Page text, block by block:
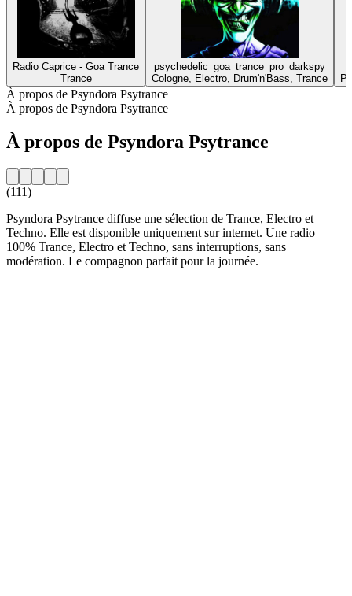
Radio Caprice - Goa Trance
Trance
psychedelic_goa_trance_pro_darkspy
Cologne, Electro, Drum'n'Bass, Trance
À propos de Psyndora Psytrance
À propos de Psyndora Psytrance
À propos de Psyndora Psytrance
(111)
Psyndora Psytrance diffuse une sélection de Trance, Electro et
Techno. Elle est disponible uniquement sur internet. Une radio
100% Trance, Electro et Techno, sans interruptions, sans
modération. Le compagnon parfait pour la journée.